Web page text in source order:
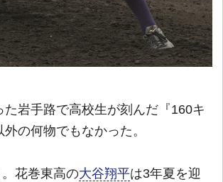
岩手路で高校生が刻んだ『160キ
の何物でもなかった。
花巻東高の大谷翔平は3年夏を迎